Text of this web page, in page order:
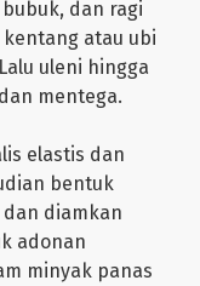
dan ragi
atau ubi
uleni hingga
mentega.
elastis dan
bentuk
diamkan
adonan
minyak panas